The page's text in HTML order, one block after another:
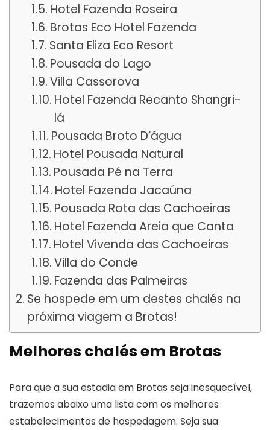
Hotel Fazenda Roseira
Brotas Eco Hotel Fazenda
Santa Eliza Eco Resort
Pousada do Lago
Villa Cassorova
Hotel Fazenda Recanto Shangri-
lá
Pousada Broto D’água
Hotel Pousada Natural
Pousada Pé na Terra
Hotel Fazenda Jacaúna
Pousada Rota das Cachoeiras
Hotel Fazenda Areia que Canta
Hotel Vivenda das Cachoeiras
Villa do Conde
Fazenda das Palmeiras
Se hospede em um destes chalés na
próxima viagem a Brotas!
Melhores chalés em Brotas
Para que a sua estadia em Brotas seja inesquecível,
trazemos abaixo uma lista com os melhores
estabelecimentos de hospedagem. Seja sua